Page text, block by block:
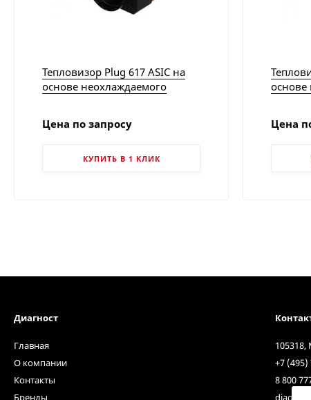
Тепловизор Plug 617 ASIC на
основе неохлаждаемого
Цена по запросу
КУПИТЬ В 1 КЛИК
основе
Цена
Диагност
Главная
О компании
Контакты
105318,
+7 (495)
8 800